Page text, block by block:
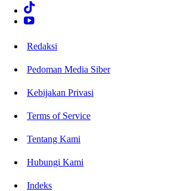
Redaksi
Pedoman Media Siber
Kebijakan Privasi
Terms of Service
Tentang Kami
Hubungi Kami
Indeks